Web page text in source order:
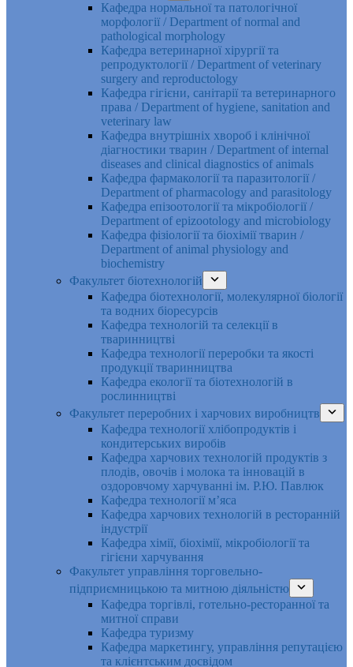
Кафедра нормальної та патологічної
морфології / Department of normal and
pathological morphology
Кафедра ветеринарної хірургії та
репродуктології / Department of veterinary
surgery and reproductology
Кафедра гігієни, санітарії та ветеринарного
права / Department of hygiene, sanitation and
veterinary law
Кафедра внутрішніх хвороб і клінічної
діагностики тварин / Department of internal
diseases and clinical diagnostics of animals
Кафедра фармакології та паразитології /
Department of pharmacology and parasitology
Кафедра епізоотології та мікробіології /
Department of epizootology and microbiology
Кафедра фізіології та біохімії тварин /
Department of animal physiology and
biochemistry
Факультет біотехнологій
Кафедра біотехнології, молекулярної біології
та водних біоресурсів
Кафедра технологій та селекції в
тваринництві
Кафедра технології переробки та якості
продукції тваринництва
Кафедра екології та біотехнологій в
рослинництві
Факультет переробних і харчових виробництв
Кафедра технології хлібопродуктів і
кондитерських виробів
Кафедра харчових технологій продуктів з
плодів, овочів і молока та інновацій в
оздоровчому харчуванні ім. Р.Ю. Павлюк
Кафедра технології м’яса
Кафедра харчових технологій в ресторанній
індустрії
Кафедра хімії, біохімії, мікробіології та
гігієни харчування
Факультет управління торговельно-
підприємницькою та митною діяльністю
Кафедра торгівлі, готельно-ресторанної та
митної справи
Кафедра туризму
Кафедра маркетингу, управління репутацією
та клієнтським досвідом